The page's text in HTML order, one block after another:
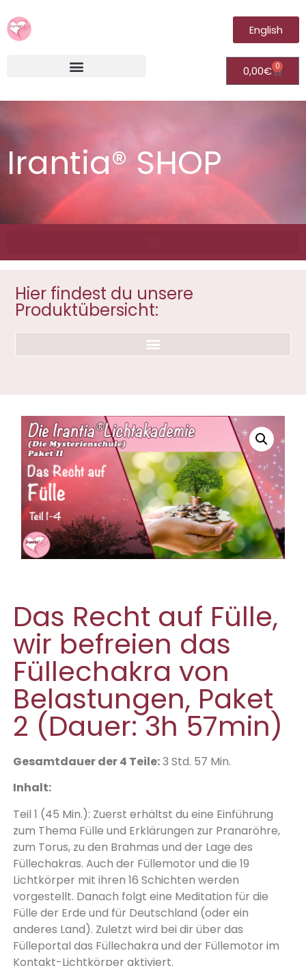
English
0,00€ 0
Irantia® SHOP
Hier findest du unsere
Produktübersicht:
Das Recht auf Fülle,
wir befreien das
Füllechakra von
Belastungen, Paket
2 (Dauer: 3h 57min)
Gesamtdauer der 4 Teile:3 Std. 57 Min.
Inhalt:
Teil 1 (45 Min.): Zuerst erhältst du eine Einführung
zum Thema Fülle und Erklärungen zur Pranaröhre,
zum Torus, zu den Brahmas und der Lage des
Füllechakras. Auch der Füllemotor und die 19
Lichtkörper mit ihren 16 Schichten werden
vorgestellt. Danach folgt eine Meditation für die
Fülle der Erde und für Deutschland (oder ein
anderes Land). Zuletzt wird bei dir über das
Fülleportal das Füllechakra und der Füllemotor im
Kontakt-Lichtkörper aktiviert.